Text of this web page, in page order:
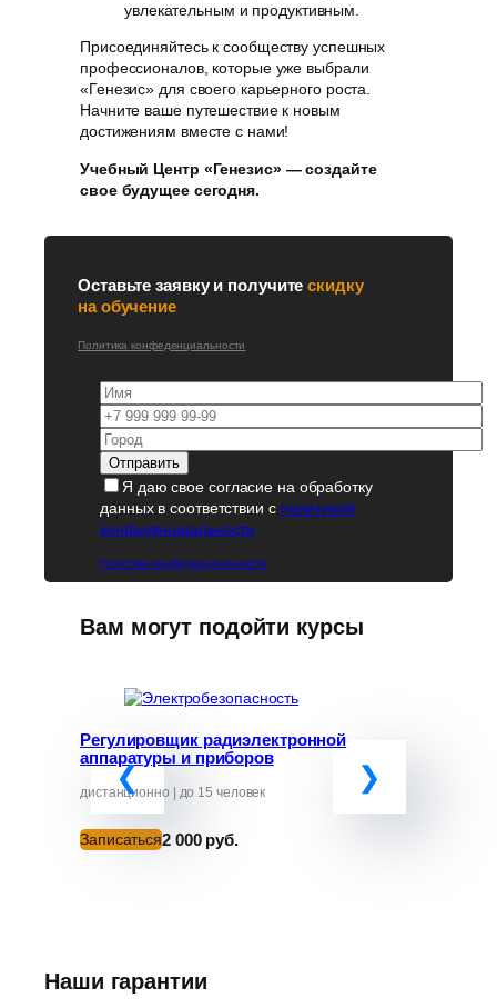
увлекательным и продуктивным.
Присоединяйтесь к сообществу успешных
профессионалов, которые уже выбрали
«Генезис» для своего карьерного роста.
Начните ваше путешествие к новым
достижениям вместе с нами!
Учебный Центр «Генезис» — создайте
свое будущее сегодня.
Оставьте заявку и получитескидку
на обучение
Политика конфеденциальности
Я даю свое согласие на обработку
данных в соответствии с политикой
конфиденциальности
Политика конфиденциальности
Вам могут подойти курсы
Регулировщик радиэлектронной
аппаратуры и приборов
дистанционно | до 15 человек
Записаться2 000 руб.
Наши гарантии